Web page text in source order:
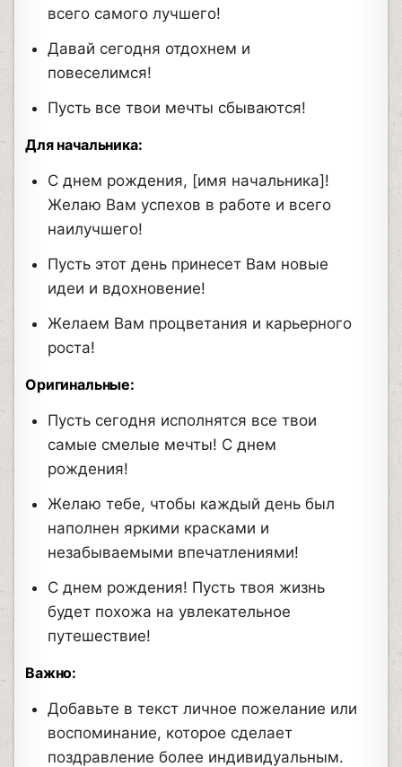
всего самого лучшего!
Давай сегодня отдохнем и
повеселимся!
Пусть все твои мечты сбываются!
Для начальника:
С днем рождения, [имя начальника]!
Желаю Вам успехов в работе и всего
наилучшего!
Пусть этот день принесет Вам новые
идеи и вдохновение!
Желаем Вам процветания и карьерного
роста!
Оригинальные:
Пусть сегодня исполнятся все твои
самые смелые мечты! С днем
рождения!
Желаю тебе, чтобы каждый день был
наполнен яркими красками и
незабываемыми впечатлениями!
С днем рождения! Пусть твоя жизнь
будет похожа на увлекательное
путешествие!
Важно:
Добавьте в текст личное пожелание или
воспоминание, которое сделает
поздравление более индивидуальным.